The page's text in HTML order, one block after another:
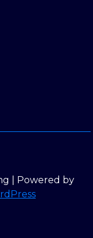
| Powered by